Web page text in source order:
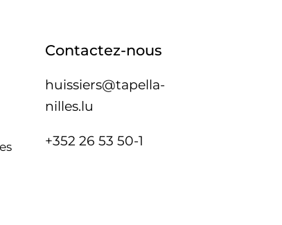
Contactez-nous
huissiers@tapella-
nilles.lu
+352 26 53 50-1